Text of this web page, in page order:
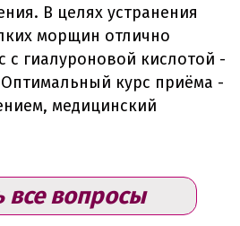
В целях устранения
морщин отлично
с гиалуроновой кислотой -
курс приёма -
медицинский
все вопросы